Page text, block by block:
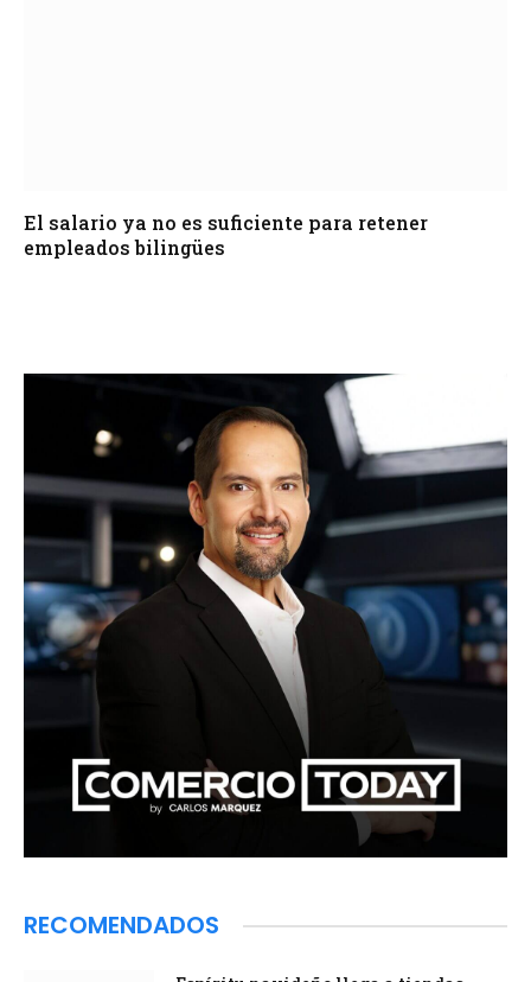
El salario ya no es suficiente para retener
empleados bilingües
RECOMENDADOS